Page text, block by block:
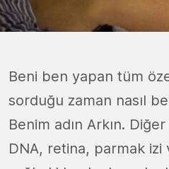
Beni ben yapan tüm
sorduğu zaman nasıl
Benim adın Arkın.
DNA, retina, parmak izi